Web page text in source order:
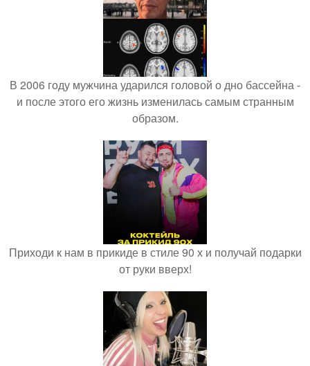
В 2006 году мужчина ударился головой о дно бассейна -
и после этого его жизнь изменилась самым странным
образом.
Приходи к нам в прикиде в стиле 90 х и получай подарки
от руки вверх!